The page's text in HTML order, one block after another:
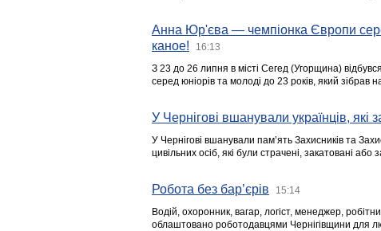
Анна Юр'єва — чемпіонка Європи
каное!
16:13
З 23 до 26 липня в місті Сегед (Угорщина)
серед юніорів та молоді до 23 років, який
У Чернігові вшанували українців, які
У Чернігові вшанували пам’ять Захисників та
цивільних осіб, які були страчені, закатовані або
Робота без бар’єрів 15:14
Водій, охоронник, вагар, логіст, менеджер,
облаштовано роботодавцями Чернігівщини для